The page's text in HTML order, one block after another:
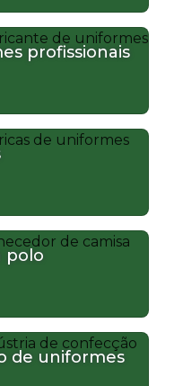
profissionais
polo
de uniformes